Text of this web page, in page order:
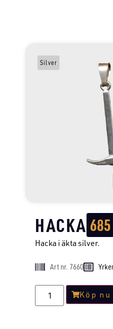
Silver
HACKA 685
Hacka i äkta silver.
Art nr. 7660
Köp nu